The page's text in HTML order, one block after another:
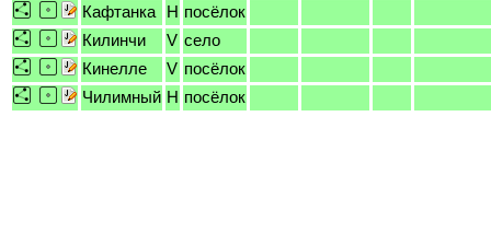
Кафтанка
H посёлок
Килинчи
V село
Кинелле
V посёлок
Чилимный H посёлок